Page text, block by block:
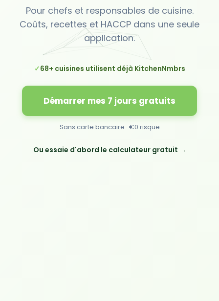
Pour chefs et responsables de cuisine.
Coûts, recettes et HACCP dans une seule
application.
✓68+ cuisines utilisent déjà KitchenNmbrs
Démarrer mes 7 jours gratuits
Sans carte bancaire · €0 risque
Ou essaie d'abord le calculateur gratuit →